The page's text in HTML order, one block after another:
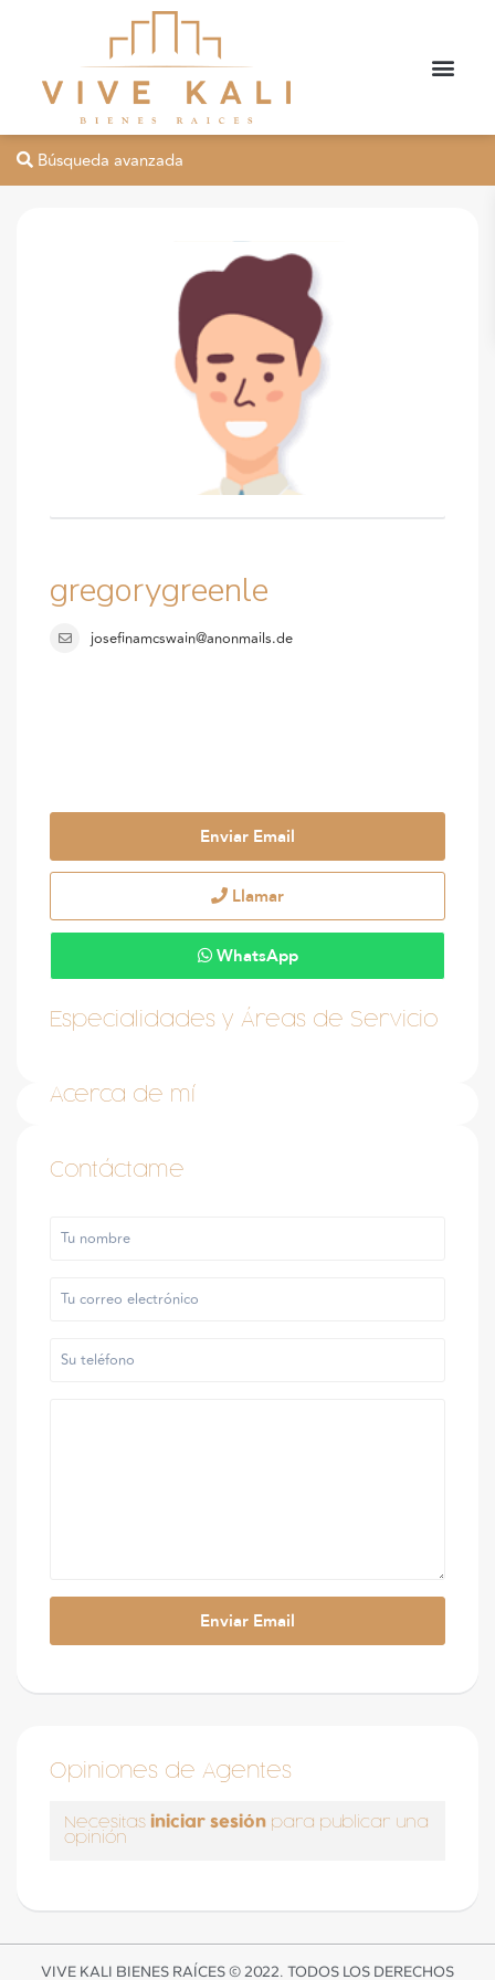
Búsqueda avanzada
gregorygreenle
josefinamcswain@anonmails.de
Enviar Email
Llamar
WhatsApp
Especialidades y Áreas de Servicio
Acerca de mí
Contáctame
Opiniones de Agentes
Necesitas iniciar sesión para publicar una
opinión
VIVE KALI BIENES RAÍCES © 2022. TODOS LOS DERECHOS